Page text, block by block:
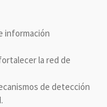
información
la red de
de detección